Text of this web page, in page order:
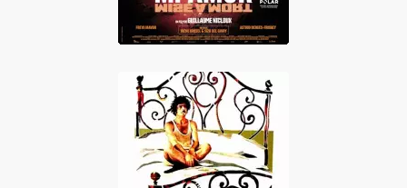
Mimi Metallo